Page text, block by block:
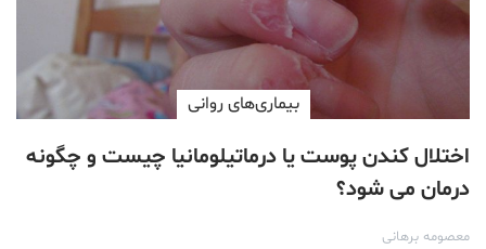
بیماری‌های روانی
اختلال کندن پوست یا درماتیلومانیا چیست و چگونه
درمان می شود؟
معصومه برهانی